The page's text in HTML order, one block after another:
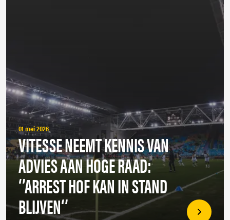
01 mei 2026
VITESSE NEEMT KENNIS VAN
ADVIES AAN HOGE RAAD:
‘’ARREST HOF KAN IN STAND
BLIJVEN‘’